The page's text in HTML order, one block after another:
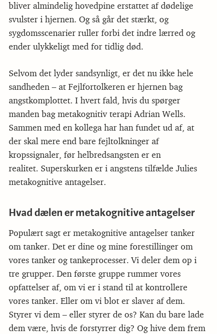
bliver almindelig hovedpine erstattet af dødelige
svulster i hjernen. Og så går det stærkt, og
sygdomsscenarier ruller forbi det indre lærred og
ender ulykkeligt med for tidlig død.
Selvom det lyder sandsynligt, er det nu ikke hele
sandheden – at Fejlfortolkeren er hjernen bag
angstkomplottet. I hvert fald, hvis du spørger
manden bag metakognitiv terapi Adrian Wells.
Sammen med en kollega har han fundet ud af, at
der skal mere end bare fejltolkninger af
kropssignaler, før helbredsangsten er en
realitet. Superskurken er i angstens tilfælde Julies
metakognitive antagelser.
Hvad dælen er metakognitive antagelser
Populært sagt er metakognitive antagelser tanker
om tanker. Det er dine og mine forestillinger om
vores tanker og tankeprocesser. Vi deler dem op i
tre grupper. Den første gruppe rummer vores
opfattelser af, om vi er i stand til at kontrollere
vores tanker. Eller om vi blot er slaver af dem.
Styrer vi dem – eller styrer de os? Kan du bare lade
dem være, hvis de forstyrrer dig? Og hive dem frem